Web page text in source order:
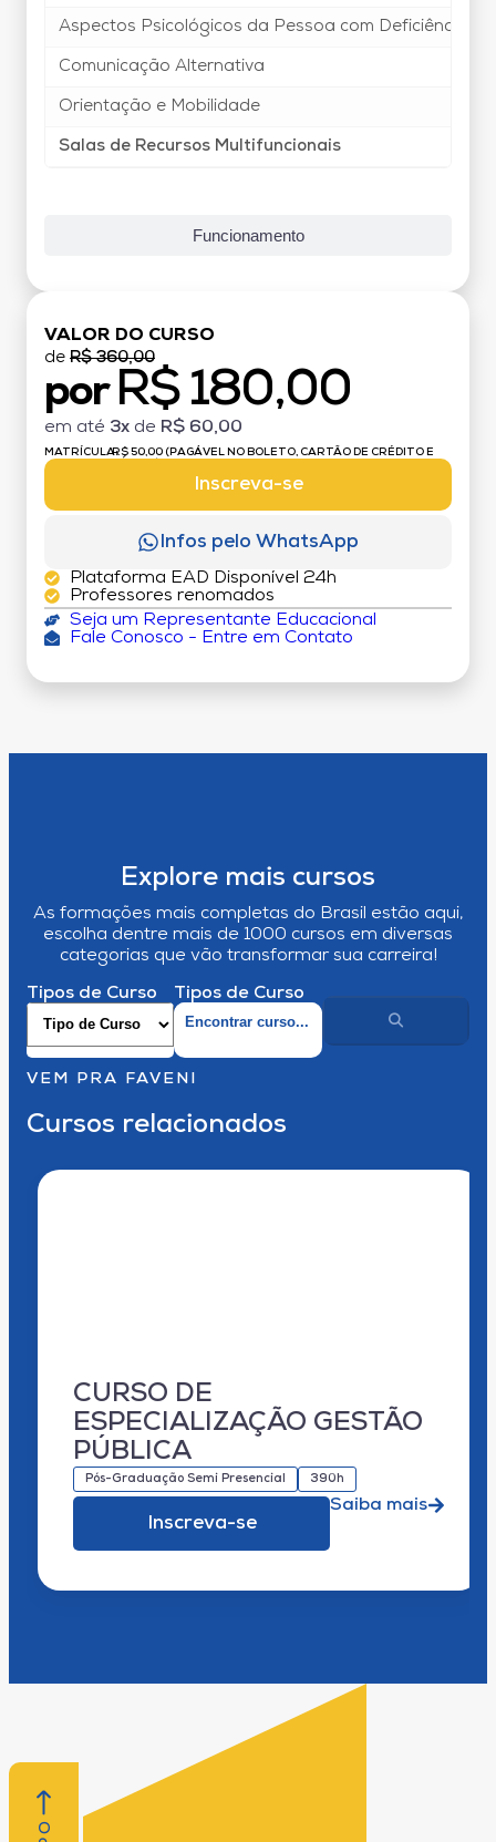
Funcionamento
Aspectos Psicológicos da Pessoa com Deficiência
Comunicação Alternativa
Orientação e Mobilidade
Salas de Recursos Multifuncionais
VALOR DO CURSO
de R$ 360,00
por R$ 180,00
em até 3x de R$ 60,00
MATRÍCULA:R$ 50,00 (PAGÁVEL NO BOLETO, CARTÃO DE CRÉDITO E
Inscreva-se
Infos pelo WhatsApp
Plataforma EAD Disponível 24h
Professores renomados
Seja um Representante Educacional
Fale Conosco - Entre em Contato
Explore mais cursos
As formações mais completas do Brasil estão aqui,
escolha dentre mais de 1000 cursos em diversas
categorias que vão transformar sua carreira!
Tipos de Curso Tipos de Curso
VEM PRA FAVENI
Cursos relacionados
CURSO DE
ESPECIALIZAÇÃO GESTÃO
PÚBLICA
Pós-Graduação Semi Presencial 390h
Inscreva-se
Saiba mais